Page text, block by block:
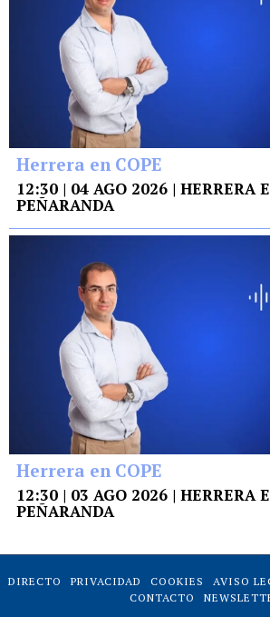
Herrera en COPE
12:30 | 04 AGO 2026 | HERRERA
PEÑARANDA
Herrera en COPE
12:30 | 03 AGO 2026 | HERRERA
PEÑARANDA
DIRECTO PRIVACIDAD COOKIES AVISO
CONTACTO